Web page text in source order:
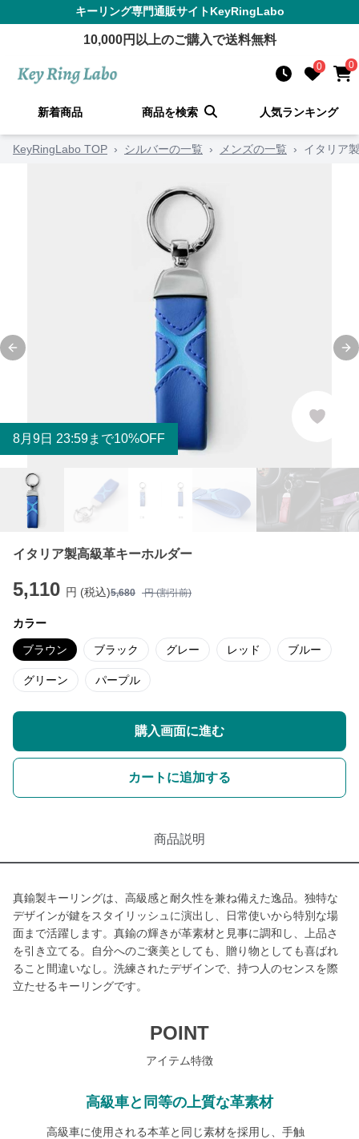
キーリング専門通販サイトKeyRingLabo
10,000円以上のご購入で送料無料
0 0
新着商品 商品を検索 人気ランキング
KeyRingLabo TOP › シルバーの一覧 › メンズの一覧 › イタリア
Previous slide
8月 9日 23:59まで10%OFF
イタリア製高級革キーホルダー
5,110 円 (税込)5,680 円 (割引前)
カラー
ブラウン ブラック グレー レッド ブルー
グリーン パープル
購入画面に進む
カートに追加する
商品説明
真鍮製キーリングは、高級感と耐久性を兼ね備えた逸品。独特な
デザインが鍵をスタイリッシュに演出し、日常使いから特別な場
面まで活躍します。真鍮の輝きが革素材と見事に調和し、上品さ
を引き立てる。自分へのご褒美としても、贈り物としても喜ばれ
ること間違いなし。洗練されたデザインで、持つ人のセンスを際
立たせるキーリングです。
POINT
アイテム特徴
高級車と同等の上質な革素材
高級車に使用される本革と同じ素材を採用し、手触